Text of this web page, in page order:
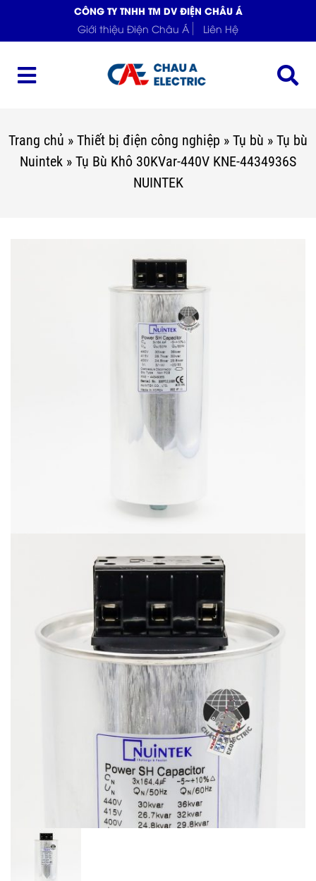
CÔNG TY TNHH TM DV ĐIỆN CHÂU Á
Giới thiệu Điện Châu Á
Liên Hệ
Trang chủ » Thiết bị điện công nghiệp » Tụ bù » Tụ bù
Nuintek » Tụ Bù Khô 30KVar-440V KNE-4434936S
NUINTEK